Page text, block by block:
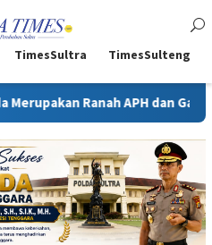
TimesSultra TimesSulteng
APH dan Gakkum ESDM